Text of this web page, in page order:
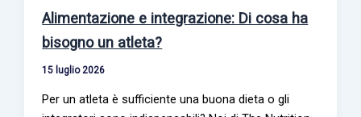
Alimentazione e integrazione: Di cosa ha
bisogno un atleta?
15 luglio 2026
Per un atleta è sufficiente una buona dieta o gli